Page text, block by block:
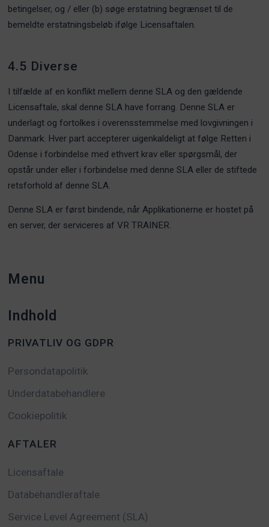
Menu
Indhold
PRIVATLIV OG GDPR
Persondatapolitik
Underdatabehandlere
Cookiepolitik
AFTALER
Licensaftale
Databehandleraftale
Service Level Agreement (SLA)
betingelser, og / eller (b) søge erstatning begrænset til de
bemeldte erstatningsbeløb ifølge Licensaftalen.
4.5 Diverse
I tilfælde af en konflikt mellem denne SLA og den gældende
Licensaftale, skal denne SLA have forrang. Denne SLA er
underlagt og fortolkes i overensstemmelse med lovgivningen i
Danmark. Hver part accepterer uigenkaldeligt at følge Retten i
Odense i forbindelse med ethvert krav eller spørgsmål, der
opstår under eller i forbindelse med denne SLA eller de stiftede
retsforhold af denne SLA.
Denne SLA er først bindende, når Applikationerne er hostet på
en server, der serviceres af VR TRAINER.